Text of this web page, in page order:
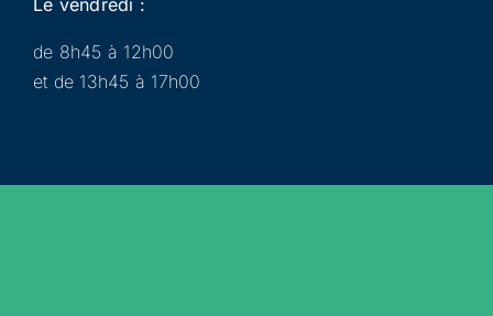
Le vendredi :
de 8h45 à 12h00
et de 13h45 à 17h00